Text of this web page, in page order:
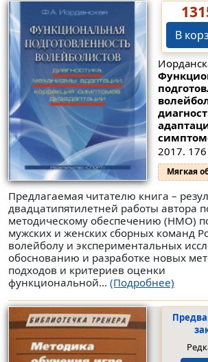
В
2017. 176
Мягкая
Предлагаемая читателю книга –
двадцатипятилетней работы автора
методическому обеспечению (НМО)
мужских и женских сборных команд
волейболу и экспериментальных
обоснованию и разработке новых
подходов и критериев оценки
функциональной... (Подробнее)